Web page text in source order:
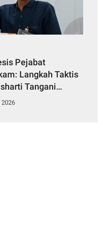
Pejabat
Langkah Taktis
Tangani
Belatung Tuai
2026